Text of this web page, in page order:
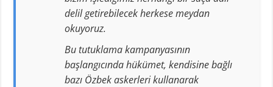
delil getirebilecek herkese meydan
okuyoruz.
Bu tutuklama kampanyasının
başlangıcında hükümet, kendisine bağlı
bazı Özbek askerleri kullanarak